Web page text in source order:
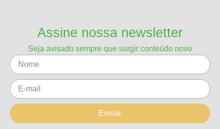
Assine nossa newsletter
Seja avisado sempre que surgir conteúdo novo
Enviar